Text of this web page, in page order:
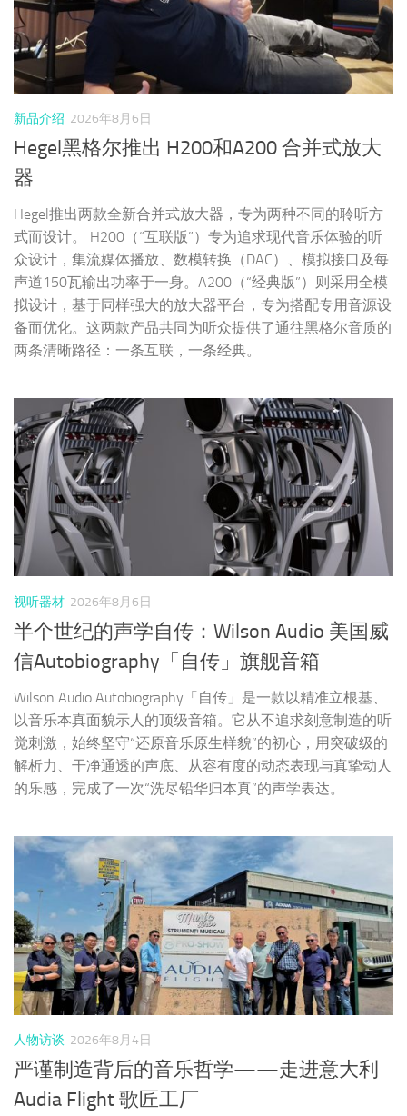
Hegel黑格尔推出 H200和A200 合并式放大
器
Hegel推出两款全新合并式放大器，专为两种不同的聆听方
式而设计。 H200（“互联版”）专为追求现代音乐体验的听
众设计，集流媒体播放、数模转换（DAC）、模拟接口及每
声道150瓦输出功率于一身。A200（“经典版”）则采用全模
拟设计，基于同样强大的放大器平台，专为搭配专用音源设
备而优化。这两款产品共同为听众提供了通往黑格尔音质的
两条清晰路径：一条互联，一条经典。
视听器材 2026年8月6日
半个世纪的声学自传：Wilson Audio 美国威
信Autobiography「自传」旗舰音箱
Wilson Audio Autobiography「自传」是一款以精准立根基、
以音乐本真面貌示人的顶级音箱。它从不追求刻意制造的听
觉刺激，始终坚守“还原音乐原生样貌”的初心，用突破级的
解析力、干净通透的声底、从容有度的动态表现与真挚动人
的乐感，完成了一次“洗尽铅华归本真”的声学表达。
人物访谈 2026年8月4日
严谨制造背后的音乐哲学——走进意大利
Audia Flight 歌匠工厂
在如今高度自动化、快速生产的时代，Audia Flight依然坚持
将许多关键步骤掌握在自己手中，通过经验、技术与手工工
艺的结合，打造出兼具艺术设计与工程品质的音响产品。这
座位于意大利奇维塔韦基亚的工厂，不仅是一处制造空间，
更像是一座诠释意大利精密制造理念的展示窗口。从这里走